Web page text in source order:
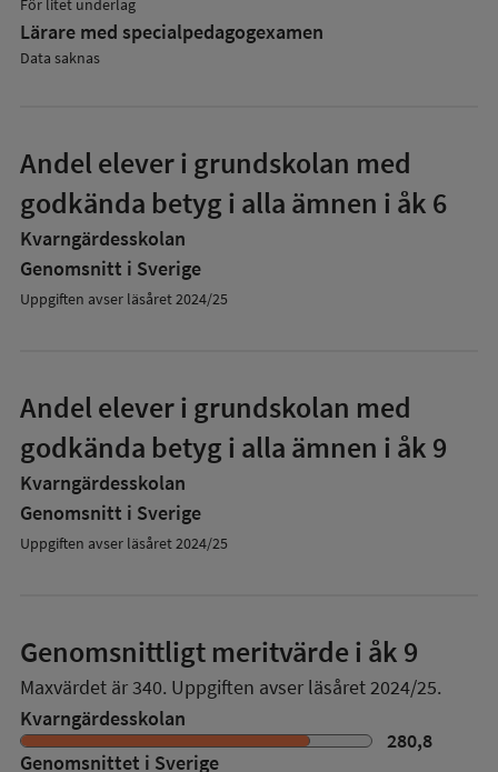
För litet underlag
Lärare med specialpedagog­examen
Data saknas
Andel elever i grundskolan med
godkända betyg i alla ämnen i åk 6
Kvarngärdesskolan
Genomsnitt i Sverige
Uppgiften avser läsåret 2024/25
Andel elever i grundskolan med
godkända betyg i alla ämnen i åk 9
Kvarngärdesskolan
Genomsnitt i Sverige
Uppgiften avser läsåret 2024/25
Genomsnittligt meritvärde i åk 9
Maxvärdet är 340. Uppgiften avser läsåret 2024/25.
Kvarngärdesskolan
280,8
Genomsnittet i Sverige